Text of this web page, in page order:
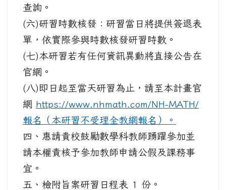
查詢。
(六)研習時數核發：研習當日將提供簽退表
單，依實際參與時數核發研習時數。
(七)本研習若有任何資訊異動將直接公告在
官網。
(八)即日起至當天研習為止，請至本計畫官
網 https://www.nhmath.com/NH-MATH/
報名（本研習不受理全教網報名）。
四、惠請貴校鼓勵數學科教師踴躍參加並
請本權責核予參加教師申請公假及課務事
宜。
五、檢附旨案研習日程表 1 份。